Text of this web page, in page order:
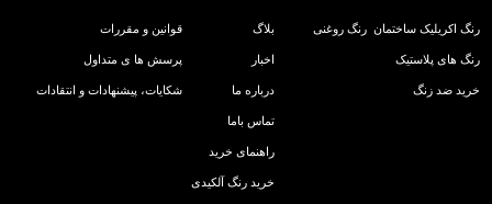
رنگ اکریلیک ساختمان
رنگ های پلاستیک
خرید ضد زنگ
رنگ روغنی بلاگ
اخبار
درباره ما
تماس باما
راهنمای خرید
خرید رنگ آلکیدی
قوانین و مقررات
پرسش ها ی متداول
شکایات، پیشنهادات و انتقادات